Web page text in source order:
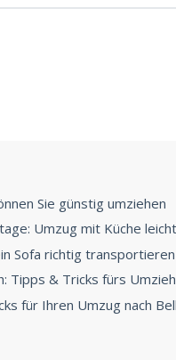
Sie günstig umziehen
Umzug mit Küche
Sofa richtig transportieren
Tipps & Tricks fürs
für Ihren Umzug nach